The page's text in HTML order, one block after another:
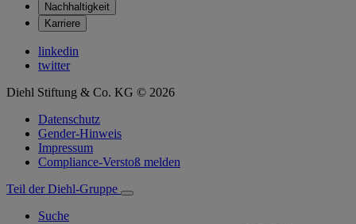
Nachhaltigkeit
Karriere
linkedin
twitter
Diehl Stiftung & Co. KG © 2026
Datenschutz
Gender-Hinweis
Impressum
Compliance-Verstoß melden
Teil der Diehl-Gruppe
Suche